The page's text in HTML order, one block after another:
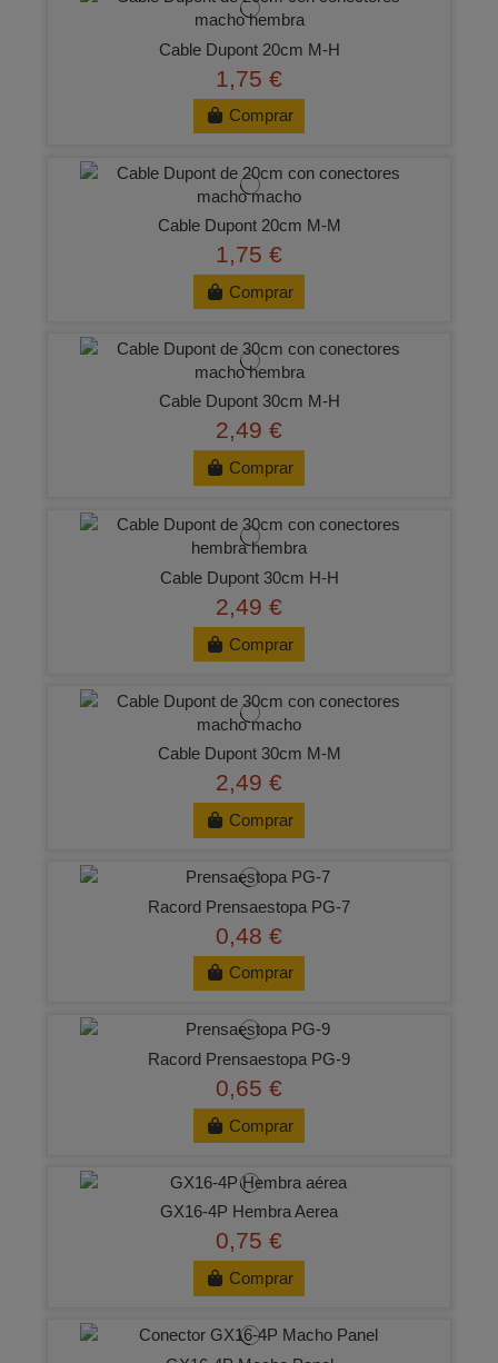
Cable Dupont 20cm M-H
1,75 €
Comprar
Cable Dupont 20cm M-M
1,75 €
Comprar
Cable Dupont 30cm M-H
2,49 €
Comprar
Cable Dupont 30cm H-H
2,49 €
Comprar
Cable Dupont 30cm M-M
2,49 €
Comprar
Racord Prensaestopa PG-7
0,48 €
Comprar
Racord Prensaestopa PG-9
0,65 €
Comprar
GX16-4P Hembra Aerea
0,75 €
Comprar